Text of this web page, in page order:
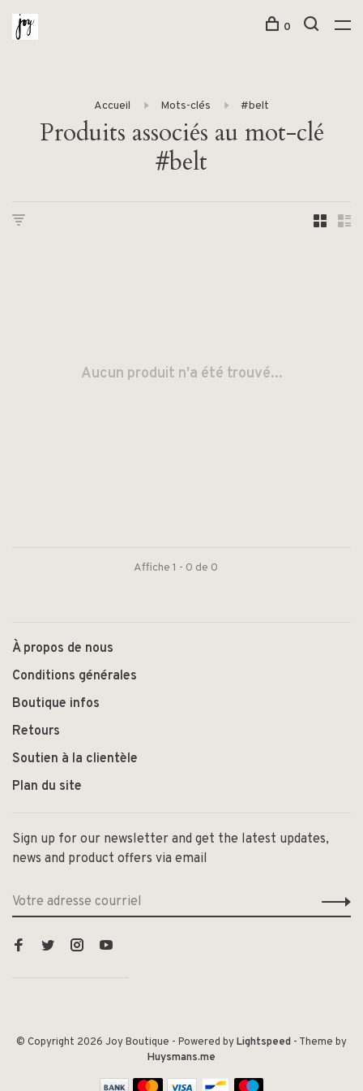
0
Accueil Mots-clés #belt
Produits associés au mot-clé
#belt
Aucun produit n'a été trouvé...
Affiche 1 - 0 de 0
À propos de nous
Conditions générales
Boutique infos
Retours
Soutien à la clientèle
Plan du site
Sign up for our newsletter and get the latest updates,
news and product offers via email
© Copyright 2026 Joy Boutique - Powered byLightspeed - Theme by
Huysmans.me